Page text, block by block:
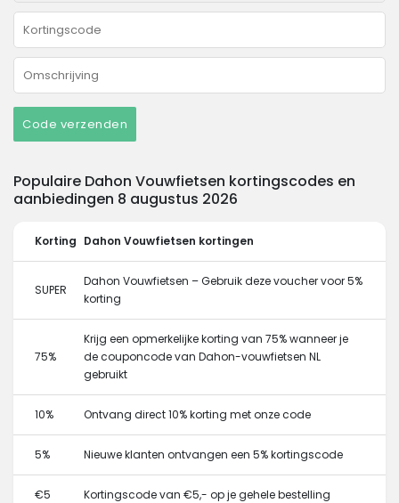
Code verzenden
Populaire Dahon Vouwfietsen kortingscodes en
aanbiedingen 8 augustus 2026
Korting Dahon Vouwfietsen kortingen
SUPER
Dahon Vouwfietsen – Gebruik deze voucher voor 5%
korting
75%
Krijg een opmerkelijke korting van 75% wanneer je
de couponcode van Dahon-vouwfietsen NL
gebruikt
10% Ontvang direct 10% korting met onze code
5% Nieuwe klanten ontvangen een 5% kortingscode
€5 Kortingscode van €5,- op je gehele bestelling